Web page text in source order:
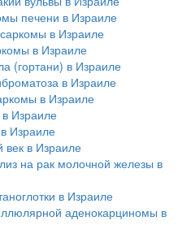
печени в Израиле
в Израиле
в Израиле
(гортани) в Израиле
в Израиле
в Израиле
Израиле
Израиле
век в Израиле
на рак молочной железы в
в Израиле
аденокарциномы в